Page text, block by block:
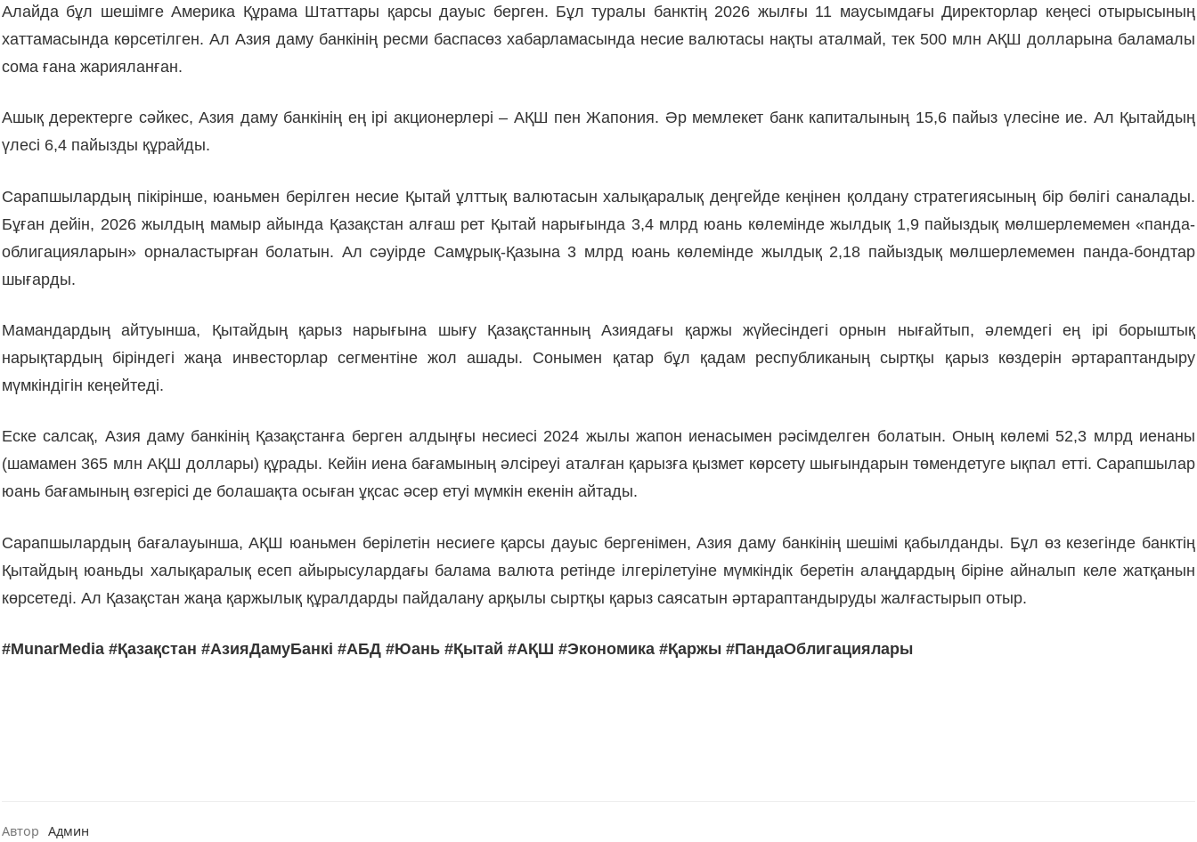
Алайда бұл шешімге Америка Құрама Штаттары қарсы дауыс берген. Бұл туралы банктің 2026 жылғы 11 маусымдағы Директорлар кеңесі отырысының
хаттамасында көрсетілген. Ал Азия даму банкінің ресми баспасөз хабарламасында несие валютасы нақты аталмай, тек 500 млн АҚШ долларына баламалы
сома ғана жарияланған.
Ашық деректерге сәйкес, Азия даму банкінің ең ірі акционерлері – АҚШ пен Жапония. Әр мемлекет банк капиталының 15,6 пайыз үлесіне ие. Ал Қытайдың
үлесі 6,4 пайызды құрайды.
Сарапшылардың пікірінше, юаньмен берілген несие Қытай ұлттық валютасын халықаралық деңгейде кеңінен қолдану стратегиясының бір бөлігі саналады.
Бұған дейін, 2026 жылдың мамыр айында Қазақстан алғаш рет Қытай нарығында 3,4 млрд юань көлемінде жылдық 1,9 пайыздық мөлшерлемемен «панда-
облигацияларын» орналастырған болатын. Ал сәуірде Самұрық-Қазына 3 млрд юань көлемінде жылдық 2,18 пайыздық мөлшерлемемен панда-бондтар
шығарды.
Мамандардың айтуынша, Қытайдың қарыз нарығына шығу Қазақстанның Азиядағы қаржы жүйесіндегі орнын нығайтып, әлемдегі ең ірі борыштық
нарықтардың біріндегі жаңа инвесторлар сегментіне жол ашады. Сонымен қатар бұл қадам республиканың сыртқы қарыз көздерін әртараптандыру
мүмкіндігін кеңейтеді.
Еске салсақ, Азия даму банкінің Қазақстанға берген алдыңғы несиесі 2024 жылы жапон иенасымен рәсімделген болатын. Оның көлемі 52,3 млрд иенаны
(шамамен 365 млн АҚШ доллары) құрады. Кейін иена бағамының әлсіреуі аталған қарызға қызмет көрсету шығындарын төмендетуге ықпал етті. Сарапшылар
юань бағамының өзгерісі де болашақта осыған ұқсас әсер етуі мүмкін екенін айтады.
Сарапшылардың бағалауынша, АҚШ юаньмен берілетін несиеге қарсы дауыс бергенімен, Азия даму банкінің шешімі қабылданды. Бұл өз кезегінде банктің
Қытайдың юаньды халықаралық есеп айырысулардағы балама валюта ретінде ілгерілетуіне мүмкіндік беретін алаңдардың біріне айналып келе жатқанын
көрсетеді. Ал Қазақстан жаңа қаржылық құралдарды пайдалану арқылы сыртқы қарыз саясатын әртараптандыруды жалғастырып отыр.
#MunarMedia #Қазақстан #АзияДамуБанкі #АБД #Юань #Қытай #АҚШ #Экономика #Қаржы #ПандаОблигациялары
Автор Админ